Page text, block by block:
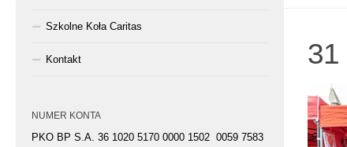
31
Szkolne Koła Caritas
Kontakt
NUMER KONTA
PKO BP S.A. 36 1020 5170 0000 1502 0059 7583